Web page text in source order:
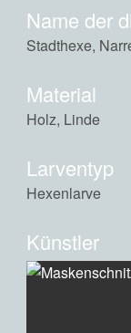
Name der
Stadthexe,
Material
Holz, Linde
Larventyp
Hexenlarve
Künstler